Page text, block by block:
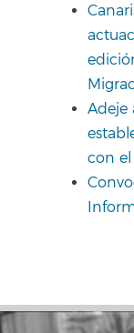
Adeje
con